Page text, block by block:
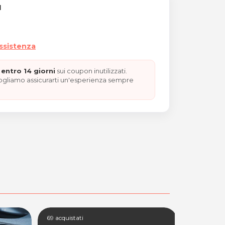
VALENTINO"
14 giorni sui coupon inutilizzati.
assicurarti un'esperienza sempre
69 acquistati